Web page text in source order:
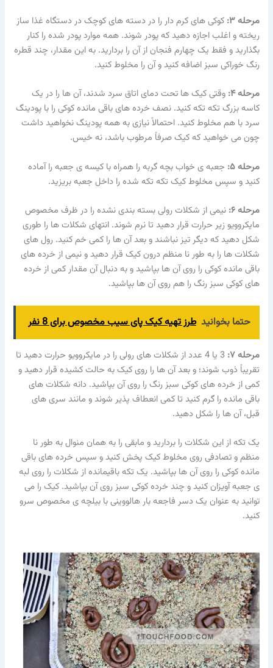
مرحله ۳:
کوکی های کرم دار را در دسته های کوچک در دستگاه غذا ساز
ریخته و اغلب اجازه دهید که پودر شوند. همه موارد پودر شده را کنار
بگذارید و فقط یک چهارم فنجان از آن را بردارید. به این مقدار، چند قطره
رنگ خوراکی سبز اضافه کنید و آن را مخلوط کنید.
مرحله ۴:
وقتی کیک ها تحت دمای اتاق سرد شدند، آن ها را در یک
کاسه بزرگ تکه تکه کنید. نصف خرده های باقی مانده کوکی را با پودینگ
سرد با هم مخلوط کنید. احتمالاً نیازی به همه پودینگ نخواهید داشت
چون می خواهید که کیک صرفاً مرطوب باشد، نه خیس.
مرحله ۵:
جعبه ی خواب بچه گربه را همراه با کیسه ی جعبه را آماده
کنید و سپس مخلوط کیک تکه تکه شده را داخل جعبه بریزید.
مرحله ۶:
نیمی از شکلات رولی بسته بندی نشده را در ظرف مخصوص
مایکروویو زیر حرارت قرار دهید تا نرم شوند. انتهای شکلات ها را طوری
شکل دهید که دیگر تیز نباشند و بعد آن ها را کمی خم کنید. رول های
شکلات ها را به طور نا منظم درون کیک قرار دهید و نیمی از خرده های
باقی مانده کوکی را روی آن ها بپاشید و به دنبال آن مقدار کمی از خرده
های کوکی سبز رنگ را هم روی آن ها بپاشید.
حتما بخوانید طرز تهیه کیک پای سیب مخصوص برای 8 نفر
مرحله ۷:
3 یا 4 عدد از شکلات های رولی را در مایکروویو حرارت دهید تا
تقریباً ذوب شوند؛ و بعد آن ها را روی کیک به حالت کشیده قرار دهید و
کمی از خرده های کوکی سبز رنگ را روی آن بپاشید. دانه شکلات های
باقی مانده را گرم کنید تا کمی انعطاف پذیر شوند و مانند سری های
قبل، آن ها را شکل دهید.
یک تکه از این شکلات را بردارید و مابقی را به همان منوال به طور نا
منظم و تصادفی روی مخلوط کیک پخش کنید و سپس خرده های باقی
مانده کوکی را روی آن ها بپاشید. یک تکه باقیمانده از شکلات را روی لبه
ی جعبه آویزان کنید و چند خرده کوکی سبز روی آن بپاشید. کیک را می
توانید به عنوان یک دسر فاجعه بار هالووینی با بیلچه ی مخصوص سرو
کنید.